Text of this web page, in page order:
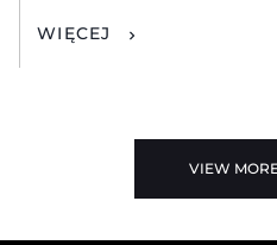
WIĘCEJ
VIEW